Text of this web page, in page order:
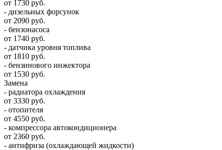
от 1730 руб.
- дизельных форсунок
от 2090 руб.
- бензонасоса
от 1740 руб.
- датчика уровня топлива
от 1810 руб.
- бензинового инжектора
от 1530 руб.
Замена
- радиатора охлаждения
от 3330 руб.
- отопителя
от 4550 руб.
- компрессора автокондиционера
от 2360 руб.
- антифриза (охлаждающей жидкости)